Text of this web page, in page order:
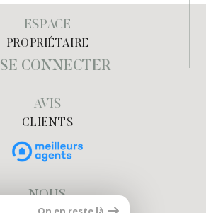
ESPACE
PROPRIÉTAIRE
SE CONNECTER
AVIS
CLIENTS
NOUS